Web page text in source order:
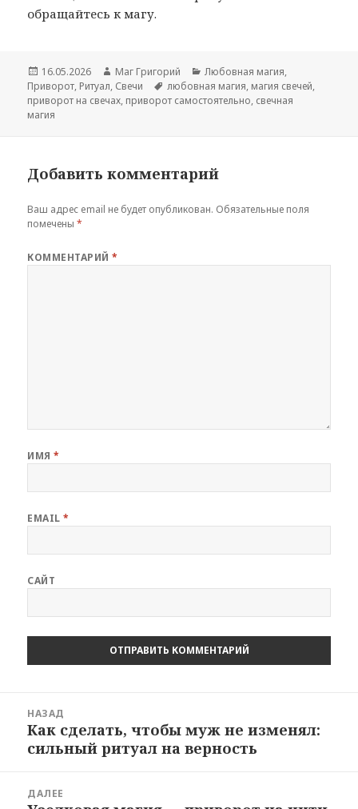
обращайтесь к магу.
Опубликовано
16.05.2026 Автор
Маг Григорий Рубрики
Любовная магия,
Приворот, Ритуал, Свечи Метки
любовная магия, магия свечей,
приворот на свечах, приворот самостоятельно, свечная
магия
Добавить комментарий
Ваш адрес email не будет опубликован. Обязательные поля
помечены*
КОММЕНТАРИЙ*
ИМЯ*
EMAIL*
САЙТ
записям
НАЗАД
Предыдущая
запись:
Как сделать, чтобы муж не изменял:
сильный ритуал на верность
ДАЛЕЕ